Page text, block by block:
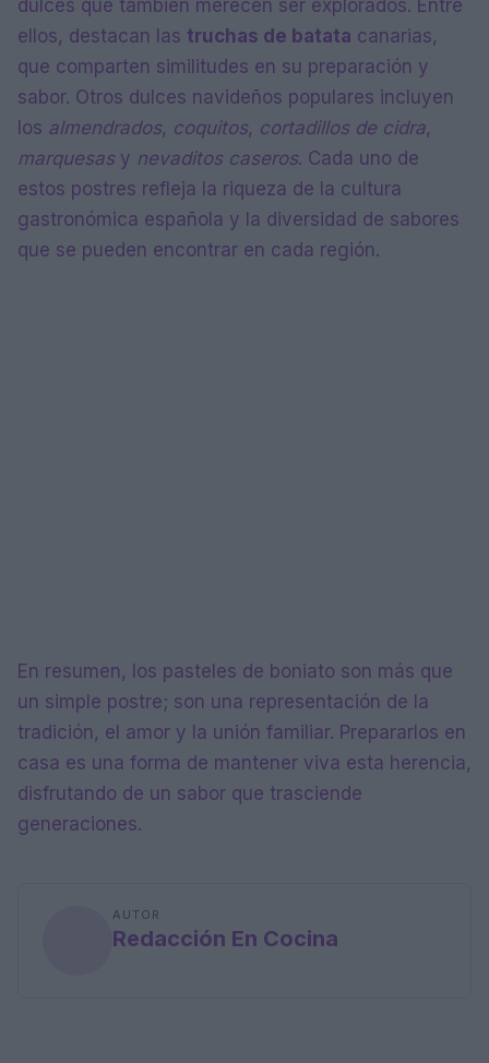
dulces que también merecen ser explorados. Entre
ellos, destacan las truchas de batata canarias,
que comparten similitudes en su preparación y
sabor. Otros dulces navideños populares incluyen
los almendrados, coquitos, cortadillos de cidra,
marquesasy nevaditos caseros. Cada uno de
estos postres refleja la riqueza de la cultura
gastronómica española y la diversidad de sabores
que se pueden encontrar en cada región.
En resumen, los pasteles de boniato son más que
un simple postre; son una representación de la
tradición, el amor y la unión familiar. Prepararlos en
casa es una forma de mantener viva esta herencia,
disfrutando de un sabor que trasciende
generaciones.
AUTOR
Redacción En Cocina